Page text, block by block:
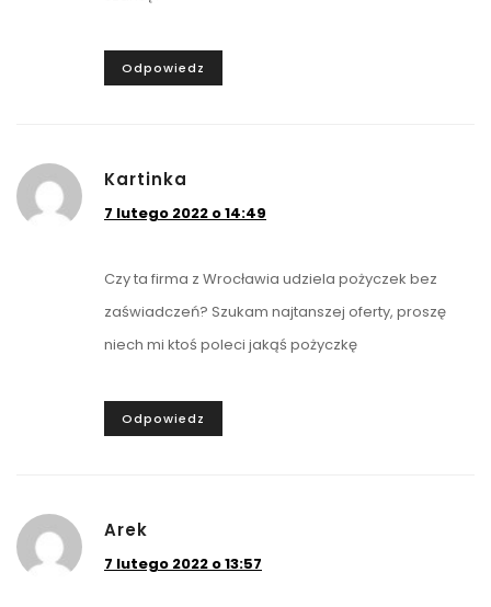
Odpowiedz
Kartinka
7 lutego 2022 o 14:49
Czy ta firma z Wrocławia udziela pożyczek bez
zaświadczeń? Szukam najtanszej oferty, proszę
niech mi ktoś poleci jakąś pożyczkę
Odpowiedz
Arek
7 lutego 2022 o 13:57